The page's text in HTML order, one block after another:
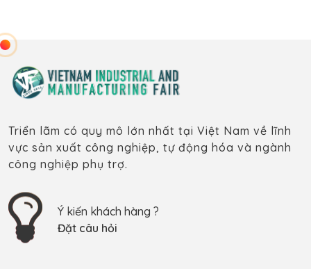
Triển lãm có quy mô lớn nhất tại Việt Nam về lĩnh
vực sản xuất công nghiệp, tự động hóa và ngành
công nghiệp phụ trợ.
Ý kiến khách hàng ?
Đặt câu hỏi